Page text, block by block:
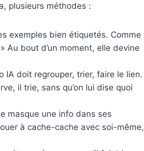
plusieurs méthodes :
exemples bien étiquetés. Comme
Au bout d’un moment, elle devine
IA doit regrouper, trier, faire le lien.
il trie, sans qu’on lui dise quoi
masque une info dans ses
à cache-cache avec soi-même,